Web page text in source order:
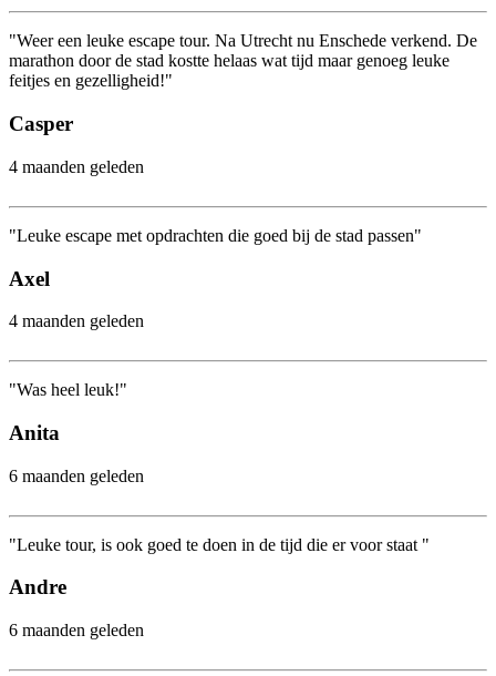
"Weer een leuke escape tour. Na Utrecht nu Enschede verkend. De
marathon door de stad kostte helaas wat tijd maar genoeg leuke
feitjes en gezelligheid!"
Casper
4 maanden geleden
"Leuke escape met opdrachten die goed bij de stad passen"
Axel
4 maanden geleden
"Was heel leuk!"
Anita
6 maanden geleden
"Leuke tour, is ook goed te doen in de tijd die er voor staat "
Andre
6 maanden geleden